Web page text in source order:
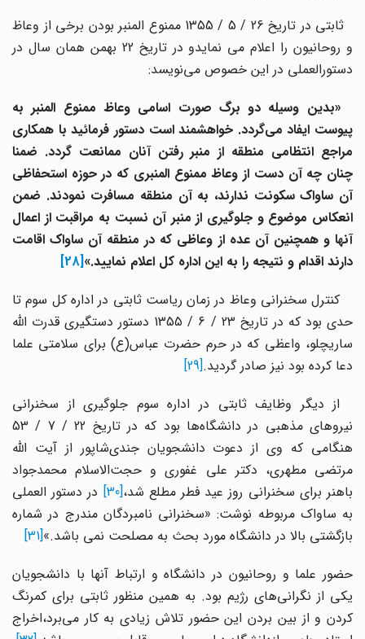
ثابتی در تاریخ 26 / 5 / 1355 ممنوع المنبر بودن برخی از وعاظ
و روحانیون را اعلام می نمایدو در تاریخ 22 بهمن همان سال در
دستورالعملی در این خصوص می‌نویسد:
«بدین وسیله دو برگ صورت اسامی وعاظ ممنوع المنبر به
پیوست ایفاد می‌گردد. خواهشمند است دستور فرمائید با همکاری
مراجع انتظامی منطقه از منبر رفتن آنان ممانعت گردد. ضمنا
چنان چه آن دست از وعاظ ممنوع المنبری که در حوزه استحفاظی
آن ساواک سکونت ندارند، به آن منطقه مسافرت نمودند. ضمن
انعکاس موضوع و جلوگیری از منبر آن نسبت به مراقبت از اعمال
آنها و همچنین آن عده از وعاظی که در منطقه آن ساواک اقامت
دارند اقدام و نتیجه را به این اداره کل اعلام نمایید.»[28]
کنترل سخنرانی وعاظ در زمان ریاست ثابتی در اداره کل سوم تا
حدی بود که در تاریخ 23 / 6 / 1355 دستور دستگیری قدرت الله
ساریچلو، واعظی که در حرم حضرت عباس(ع) برای سلامتی علما
دعا کرده بود نیز صادر گردید.[29]
از دیگر وظایف ثابتی در اداره سوم جلوگیری از سخنرانی
نیروهای مذهبی در دانشگاه‌ها بود که در تاریخ 22 / 7 / 53
هنگامی که وی از دعوت دانشجویان جندی‌شاپور از آیت الله
مرتضی مطهری، دکتر علی غفوری و حجت‌الاسلام محمدجواد
باهنر برای سخنرانی روز عید فطر مطلع شد،[30]
در دستور العملی
به ساواک مربوطه نوشت: «سخنرانی نامبردگان مندرج در شماره
بازگشتی بالا در دانشگاه مورد بحث به مصلحت نمی باشد.»[31]
حضور علما و روحانیون در دانشگاه و ارتباط آنها با دانشجویان
یکی از نگرانی‌های رژیم بود. به همین منظور ثابتی برای کمرنگ
کردن و از بین بردن این حضور تلاش زیادی به کار می‌برد،اخراج